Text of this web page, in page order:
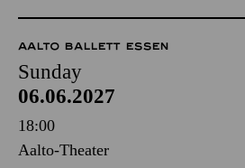
AALTO BALLETT ESSEN
Sunday
06.06.2027
18:00
Aalto-Theater